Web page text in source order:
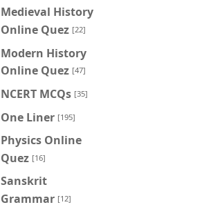
Medieval History
Online Quez [22]
Modern History
Online Quez [47]
NCERT MCQs [35]
One Liner [195]
Physics Online
Quez [16]
Sanskrit
Grammar [12]